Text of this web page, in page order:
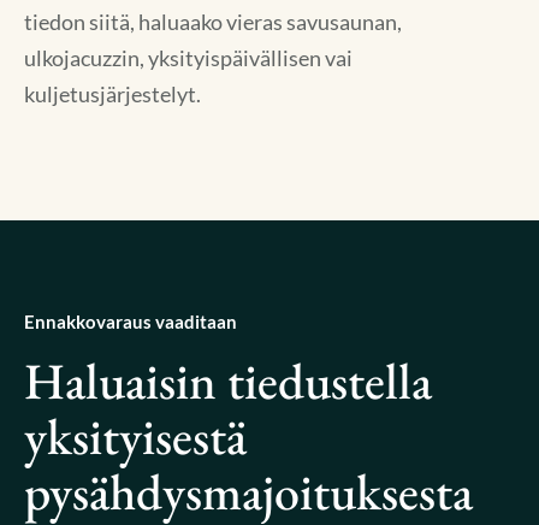
tiedon siitä, haluaako vieras savusaunan,
ulkojacuzzin, yksityispäivällisen vai
kuljetusjärjestelyt.
Ennakkovaraus vaaditaan
Haluaisin tiedustella
yksityisestä
pysähdysmajoituksesta